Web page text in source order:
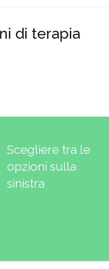
di terapia
Scegliere tra le
opzioni sulla
sinistra